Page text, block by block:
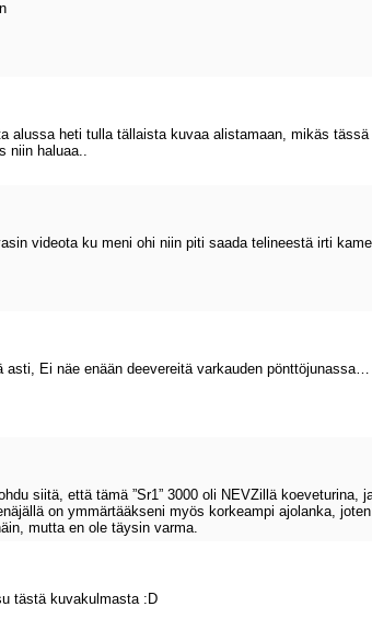
alussa heti tulla tällaista kuvaa alistamaan, mikäs
niin haluaa..
videota ku meni ohi niin piti saada telineestä irti
Ei näe enään deevereitä varkauden pönttöjunassa…
siitä, että tämä ”Sr1” 3000 oli NEVZillä koeveturina,
on ymmärtääkseni myös korkeampi ajolanka,
mutta en ole täysin varma.
tästä kuvakulmasta :D